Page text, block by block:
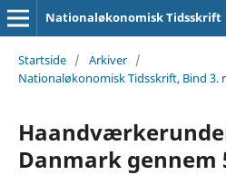
Nationaløkonomisk Tidsskrift
Startside / Arkiver /
Nationaløkonomisk Tidsskrift, Bind 3.
Danmark gennem